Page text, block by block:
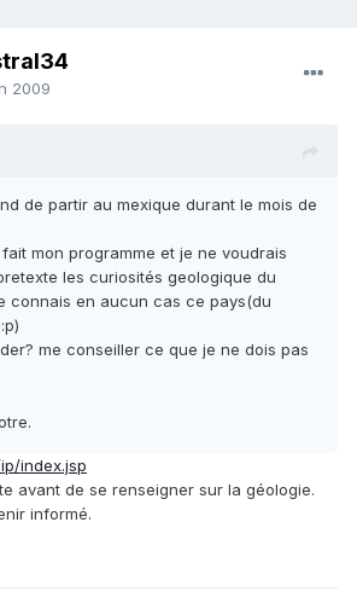
2009
de partir au mexique durant le mois de
mon programme et je ne voudrais
les curiosités geologique du
connais en aucun cas ce pays(du
me conseiller ce que je ne dois pas
index.jsp
avant de se renseigner sur la géologie.
informé.